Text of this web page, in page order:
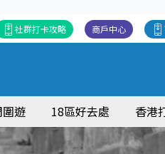
商戶中心
社群打卡攻略
遊 18區好去處 香港